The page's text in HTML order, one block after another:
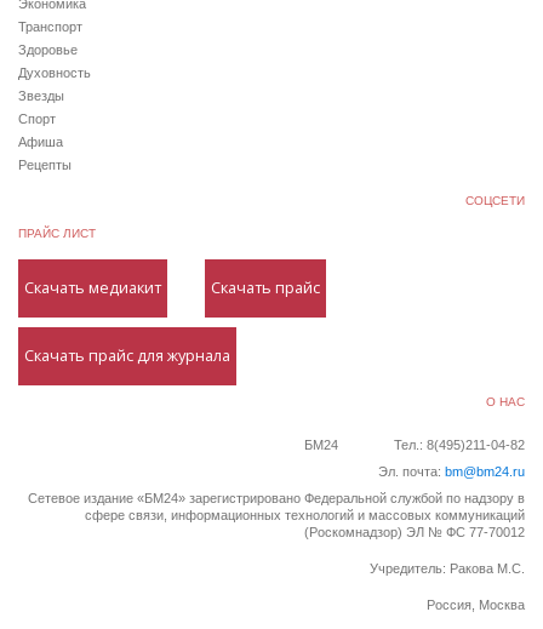
Экономика
Транспорт
Здоровье
Духовность
Звезды
Спорт
Афиша
Рецепты
СОЦСЕТИ
ПРАЙС ЛИСТ
Скачать медиакит Скачать прайс
Скачать прайс для журнала
О НАС
БМ24
Тел.: 8(495)211-04-82
Эл. почта: bm@bm24.ru
Сетевое издание «БМ24» зарегистрировано Федеральной службой по надзору в
сфере связи, информационных технологий и массовых коммуникаций
(Роскомнадзор) ЭЛ № ФС 77-70012
Учредитель: Ракова М.С.
Россия, Москва